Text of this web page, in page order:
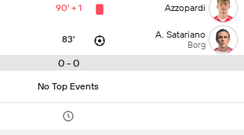
90' + 1 Azzopardi
83' A. Satariano
Borg
0 - 0
No Top Events